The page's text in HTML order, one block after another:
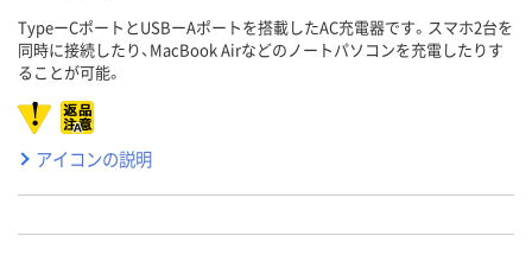
TypeーCポートとUSBーAポートを搭載したAC充電器です。スマホ2台を
同時に接続したり、MacBook Airなどのノートパソコンを充電したりす
ることが可能。
アイコンの説明